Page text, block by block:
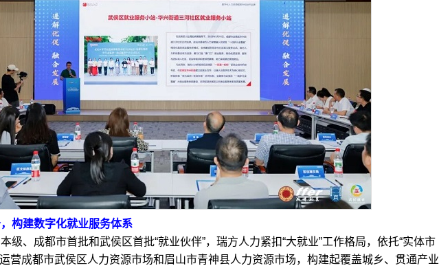
构建数字化就业服务体系
、成都市首批和武侯区首批“就业伙伴”，瑞方人力紧扣“大就业”工作格局，依托“实体市
营成都市武侯区人力资源市场和眉山市青神县人力资源市场，构建起覆盖城乡、贯通产业